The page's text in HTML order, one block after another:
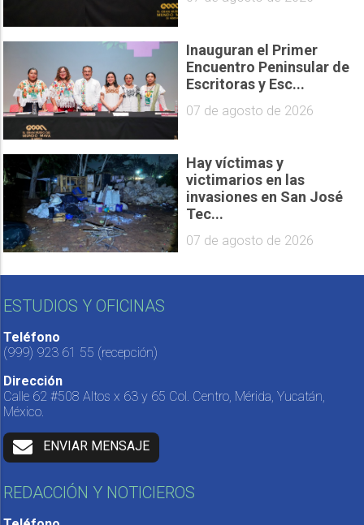
Inauguran el Primer
Encuentro Peninsular de
Escritoras y Esc...
07 de agosto de 2026
Hay víctimas y
victimarios en las
invasiones en San José
Tec...
07 de agosto de 2026
ESTUDIOS Y OFICINAS
Teléfono
(999) 923 61 55 (recepción)
Dirección
Calle 62 #508 Altos x 63 y 65 Col. Centro, Mérida, Yucatán,
México.
ENVIAR MENSAJE
REDACCIÓN Y NOTICIEROS